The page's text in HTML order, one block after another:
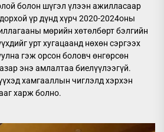
болон шүгэл үлээн ажилласаар
үр дүнд хүрч 2020-2024оны
мөрийн хөтөлбөрт бэлгийн
урт хугацаанд нөхөн сэргээх
гэж орсон боловч өнгөрсөн
энэ амлалтаа биелүүлээгүй.
хамгааллын чиглэлд хэрхэн
харж болно.